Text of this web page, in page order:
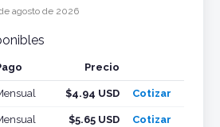
agosto de 2026
Precio
$4.94 USD Cotizar
$5.65 USD Cotizar